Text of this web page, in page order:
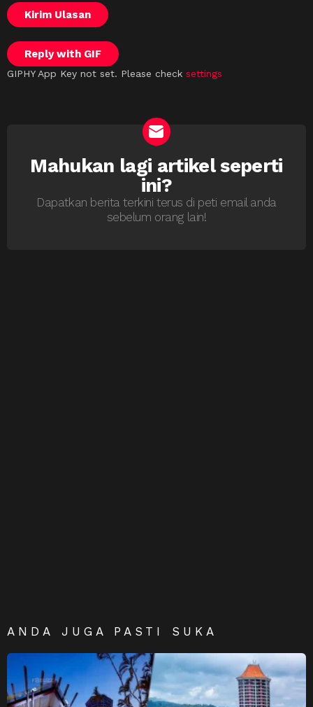
Kirim Ulasan
Reply with GIF
GIPHY App Key not set. Please check settings
NEWSLETTER
Mahukan lagi artikel seperti
ini?
Dapatkan berita terkini terus di peti email anda
sebelum orang lain!
ANDA JUGA PASTI SUKA